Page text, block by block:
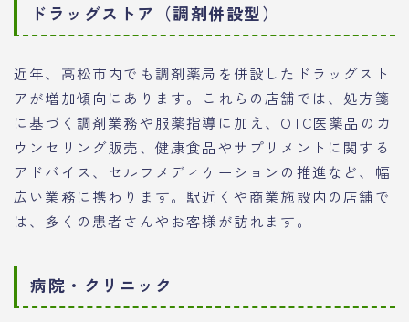
ドラッグストア（調剤併設型）
近年、高松市内でも調剤薬局を併設したドラッグスト
アが増加傾向にあります。これらの店舗では、処方箋
に基づく調剤業務や服薬指導に加え、OTC医薬品のカ
ウンセリング販売、健康食品やサプリメントに関する
アドバイス、セルフメディケーションの推進など、幅
広い業務に携わります。駅近くや商業施設内の店舗で
は、多くの患者さんやお客様が訪れます。
病院・クリニック